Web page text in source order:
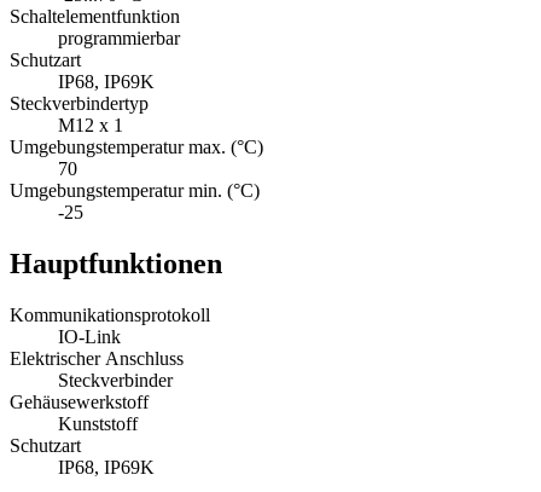
Schaltelementfunktion
programmierbar
Schutzart
IP68, IP69K
Steckverbindertyp
M12 x 1
Umgebungstemperatur max. (°C)
70
Umgebungstemperatur min. (°C)
-25
Hauptfunktionen
Kommunikationsprotokoll
IO-Link
Elektrischer Anschluss
Steckverbinder
Gehäusewerkstoff
Kunststoff
Schutzart
IP68, IP69K